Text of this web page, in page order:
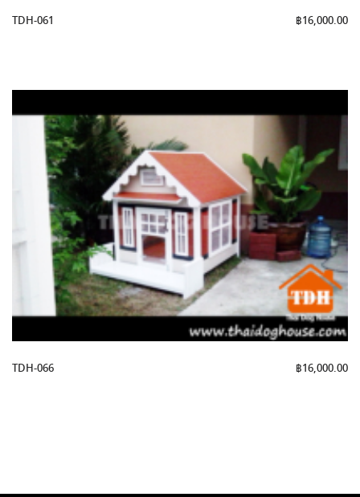
TDH-061 ฿16,000.00
TDH-066 ฿16,000.00